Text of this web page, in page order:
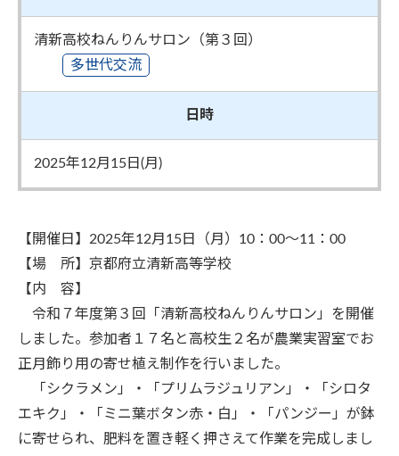
清新高校ねんりんサロン（第３回）
多世代交流
日時
2025年12月15日(月)
【開催日】2025年12月15日（月）10：00～11：00
【場 所】京都府立清新高等学校
【内 容】
令和７年度第３回「清新高校ねんりんサロン」を開催
しました。参加者１７名と高校生２名が農業実習室でお
正月飾り用の寄せ植え制作を行いました。
「シクラメン」・「プリムラジュリアン」・「シロタ
エキク」・「ミニ葉ボタン赤・白」・「パンジー」が鉢
に寄せられ、肥料を置き軽く押さえて作業を完成しまし